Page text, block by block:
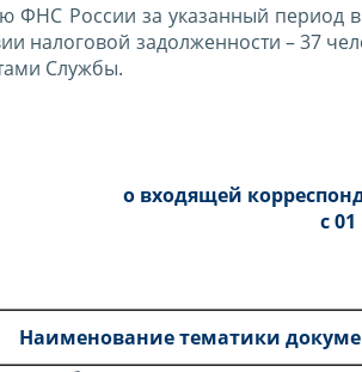
ФНС России за указанный период
налоговой задолженности – 37
Службы.
о входящей
с
Наименование тематики